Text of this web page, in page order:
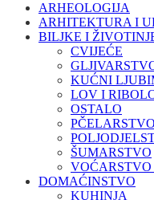
ARHEOLOGIJA
ARHITEKTURA I
BILJKE I
CVIJEĆE
KUĆNI
LOV I
OSTALO
PČELARSTVO
ŠUMARSTVO
DOMAĆINSTVO
KUHINJA